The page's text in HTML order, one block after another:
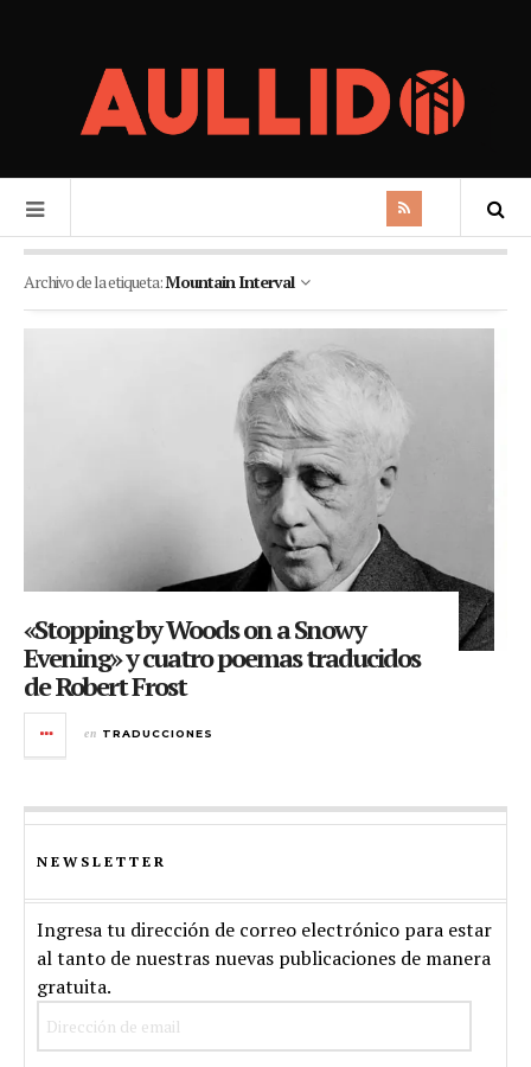
Archivo de la etiqueta:Mountain Interval
«Stopping by Woods on a Snowy
Evening» y cuatro poemas traducidos
de Robert Frost
en TRADUCCIONES
NEWSLETTER
Ingresa tu dirección de correo electrónico para estar
al tanto de nuestras nuevas publicaciones de manera
gratuita.